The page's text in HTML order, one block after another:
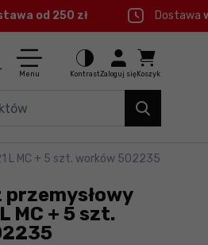
o produkcie
informacje
od 250 zł Dostawa
Menu KontrastZaloguj się Koszyk
L MC + 5 szt. worków 502235
MC + 5 szt.